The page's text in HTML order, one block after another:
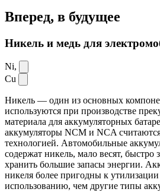
Вперед, в будущее
Никель и медь для
Ni,
Cu
Никель — один из основных
используются при производстве
материала для аккумуляторных
аккумуляторы NCM и NCA
технологией. Автомобильные
содержат никель, мало весят, быстро
хранить большие запасы энергии.
никеля более пригодны к
использованию, чем другие типы